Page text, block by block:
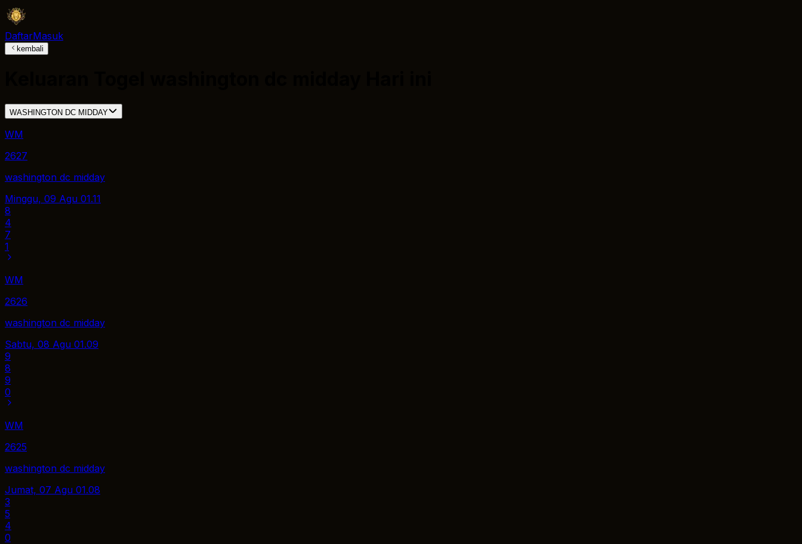
DaftarMasuk
kembali
WASHINGTON DC MIDDAY
WM
2627
washington dc midday
Minggu, 09 Agu 01.11
8
4
7
1
WM
2626
washington dc midday
Sabtu, 08 Agu 01.09
9
8
9
0
WM
2625
washington dc midday
Jumat, 07 Agu 01.08
3
5
4
0